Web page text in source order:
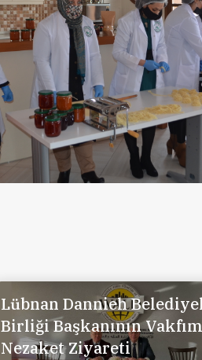
Lübnan Dannieh
Birliği Başkanının
Nezaket Ziyareti